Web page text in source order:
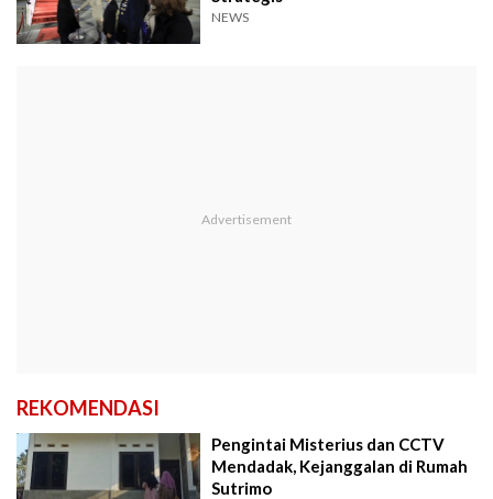
NEWS
REKOMENDASI
Pengintai Misterius dan CCTV
Mendadak, Kejanggalan di Rumah
Sutrimo